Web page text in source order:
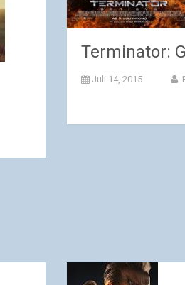
Terminator:
Juli 14, 2015